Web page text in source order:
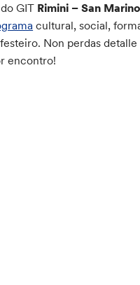
GIT Rimini – San Marino
cultural, social,
Non perdas
encontro!